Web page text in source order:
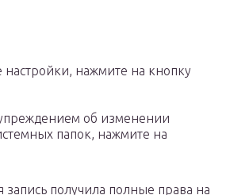
нажмите на кнопку
об изменении
папок, нажмите на
запись получила полные права на